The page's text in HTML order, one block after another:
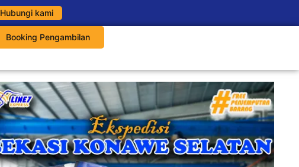
Hubungi kami
Booking Pengambilan